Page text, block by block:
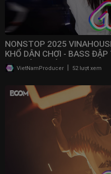
NONSTOP 2025
KHỔ DÂN CHƠI - BASS
BAY ĐÁM CƯỚI
VietNamProducer 52 lượt xem